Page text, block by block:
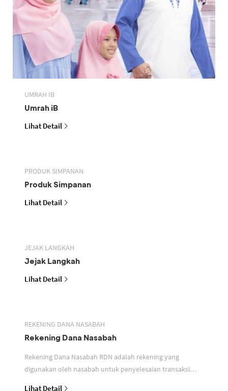
UMRAH IB
Umrah iB
Lihat Detail
PRODUK SIMPANAN
Produk Simpanan
Lihat Detail
JEJAK LANGKAH
Jejak Langkah
Lihat Detail
REKENING DANA NASABAH
Rekening Dana Nasabah
Rekening Dana Nasabah RDN adalah rekening yang
digunakan oleh nasabah untuk penyelesaian transaksi
Lihat Detail